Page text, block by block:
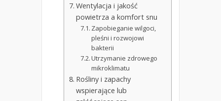
Wentylacja i jakość
powietrza a komfort snu
Zapobieganie wilgoci,
pleśni i rozwojowi
bakterii
Utrzymanie zdrowego
mikroklimatu
Rośliny i zapachy
wspierające lub